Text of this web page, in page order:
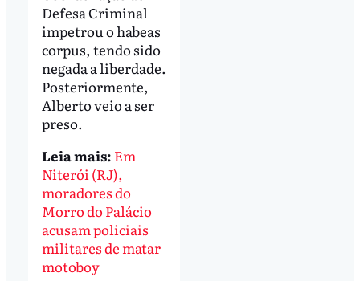
Defesa Criminal
impetrou o habeas
corpus, tendo sido
negada a liberdade.
Posteriormente,
Alberto veio a ser
preso.
Leia mais: Em
Niterói (RJ),
moradores do
Morro do Palácio
acusam policiais
militares de matar
motoboy